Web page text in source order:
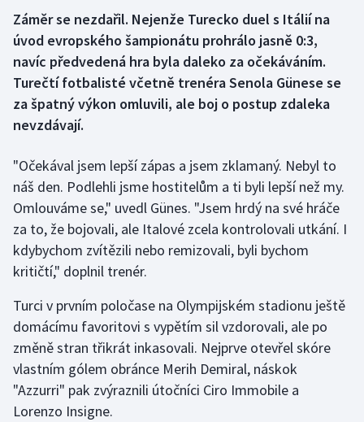
Box
Curling
Dostihy
Florbal
Golf
Gymnastika
Házená
Jezdectví
Judo
Záměr se nezdařil. Nejenže Turecko duel s Itálií na
úvod evropského šampionátu prohrálo jasně 0:3,
navíc předvedená hra byla daleko za očekáváním.
Turečtí fotbalisté včetně trenéra Senola Günese se
za špatný výkon omluvili, ale boj o postup zdaleka
nevzdávají.
"Očekával jsem lepší zápas a jsem zklamaný. Nebyl to
náš den. Podlehli jsme hostitelům a ti byli lepší než my.
Omlouváme se," uvedl Günes. "Jsem hrdý na své hráče
za to, že bojovali, ale Italové zcela kontrolovali utkání. I
kdybychom zvítězili nebo remizovali, byli bychom
kritičtí," doplnil trenér.
Turci v prvním poločase na Olympijském stadionu ještě
domácímu favoritovi s vypětím sil vzdorovali, ale po
změně stran třikrát inkasovali. Nejprve otevřel skóre
vlastním gólem obránce Merih Demiral, náskok
"Azzurri" pak zvýraznili útočníci Ciro Immobile a
Lorenzo Insigne.